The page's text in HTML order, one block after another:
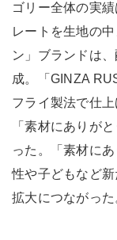
ゴリー全体の実
レートを生地の
ン」ブランドは
成。「GINZA
フライ製法で仕
「素材にありが
った。「素材に
性や子どもなど
拡大につながった